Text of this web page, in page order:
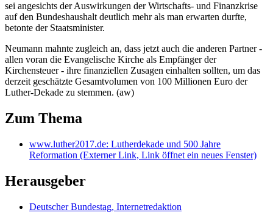
sei angesichts der Auswirkungen der Wirtschafts- und Finanzkrise
auf den Bundeshaushalt deutlich mehr als man erwarten durfte,
betonte der Staatsminister.
Neumann mahnte zugleich an, dass jetzt auch die anderen Partner -
allen voran die Evangelische Kirche als Empfänger der
Kirchensteuer - ihre finanziellen Zusagen einhalten sollten, um das
derzeit geschätzte Gesamtvolumen von 100 Millionen Euro der
Luther-Dekade zu stemmen. (aw)
Zum Thema
www.luther2017.de: Lutherdekade und 500 Jahre
Reformation (Externer Link, Link öffnet ein neues Fenster)
Herausgeber
Deutscher Bundestag, Internetredaktion